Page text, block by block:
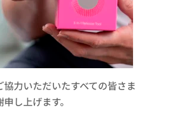
力いただいたすべての皆さま
し上げます。